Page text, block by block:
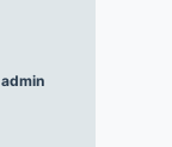
admin